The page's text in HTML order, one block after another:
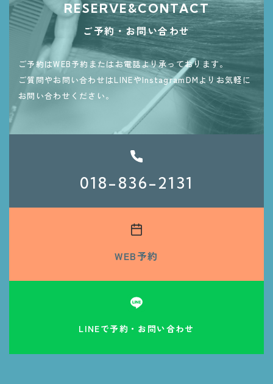
RESERVE&CONTACT
ご予約・お問い合わせ
ご予約はWEB予約またはお電話より承っております。
ご質問やお問い合わせはLINEやInstagramDMよりお気軽に
お問い合わせください。
018-836-2131
WEB予約
LINEで予約・お問い合わせ